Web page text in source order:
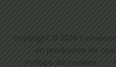
Copyright © 2026
en productos de
Política de cookies